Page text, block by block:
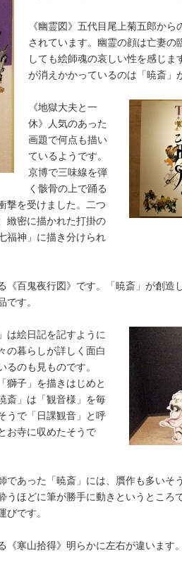
《幽霊図》五代目尾上菊五郎か
されています。幽霊の顔は亡妻の
しても絵師魂の哀しい性を感じ
が消えかかっているのは「暁斎」
《地獄大夫と一
休》人気のあった
画題で何点も描い
ているようです。
京博で三味線を弾
く骸骨の上で踊る
撃を受けました。二つ
緻密に描かれた打掛の
福神」に描き分けられ
《百鬼夜行図》です。「暁斎」が創造
です。
は絵日記を記すように
の暮らしが詳しく面白
るのも見ものです。
獅子」を描きはじめと
斎」は「観音様」を毎
うで「日課観音」と呼
お寺に収めたそうで
であった「暁斎」には、贋作も多いそ
うほどに筆が勝手に動きというところ
びです。
《寒山拾得》明らかに左右が違います